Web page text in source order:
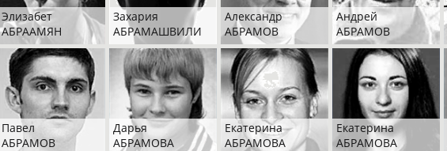
Элизабет
АБРААМЯН
Захария
АБРАМАШВИЛИ
Александр
АБРАМОВ
Андрей
АБРАМОВ
Павел
АБРАМОВ
Дарья
АБРАМОВА
Екатерина
АБРАМОВА
Екатерина
АБРАМОВА